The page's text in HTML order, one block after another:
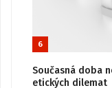
6
Současná doba
etických dilemat